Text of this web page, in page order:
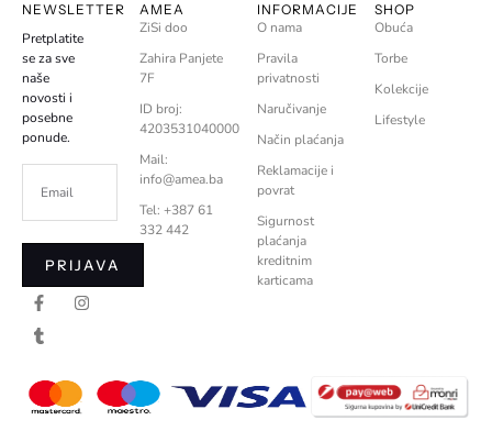
NEWSLETTER
Pretplatite
se za sve
naše
novosti i
posebne
ponude.
PRIJAVA
AMEA
ZiSi doo
Zahira Panjete
7F
ID broj:
4203531040000
Mail:
info@amea.ba
Tel: +387 61
332 442
INFORMACIJE
O nama
Pravila
privatnosti
Naručivanje
Način plaćanja
Reklamacije i
povrat
Sigurnost
plaćanja
kreditnim
karticama
SHOP
Obuća
Torbe
Kolekcije
Lifestyle